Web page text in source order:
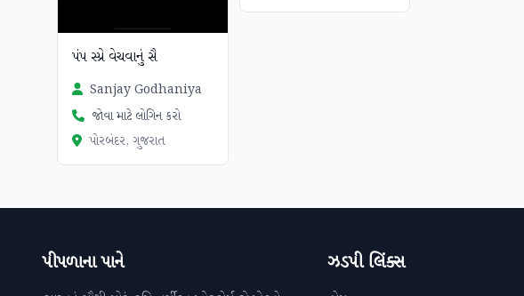
પંપ સ્પ્રે વેચવાનું સૈ
Sanjay Godhaniya
જોવા માટે લોગિન કરો
પોરબંદર, ગુજરાત
પીપળાના પાને ઝડપી લિંક્સ